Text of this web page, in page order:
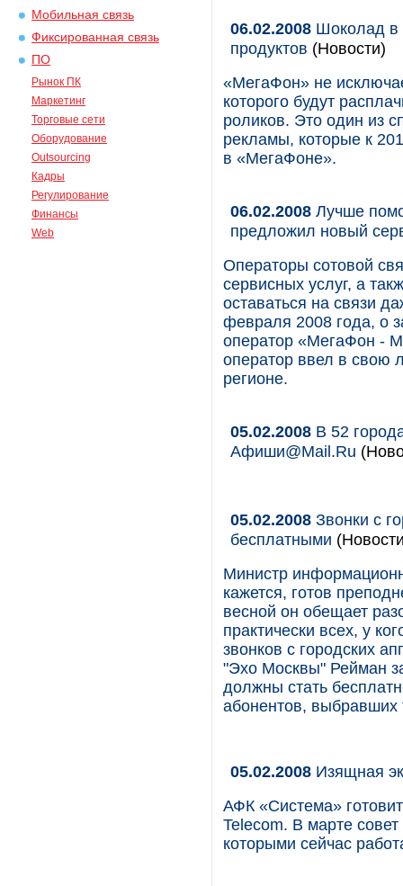
Мобильная связь
Фиксированная связь
ПО
Рынок ПК
Маркетинг
Торговые сети
Оборудование
Outsourcing
Кадры
Регулирование
Финансы
Web
06.02.2008 Шоколад в
продуктов (Новости)
«МегаФон» не
которого будут
роликов. Это один из
рекламы, которые к
в «МегаФоне».
06.02.2008 Лучше
предложил новый
Операторы сотовой
сервисных услуг, а
оставаться на связи
февраля 2008 года, о
оператор «МегаФон -
оператор ввел в свою
регионе.
05.02.2008 В 52
Афиши@Mail.Ru
05.02.2008 Звонки с
бесплатными
Министр
кажется, готов
весной он обещает
практически всех, у
звонков с городских
"Эхо Москвы" Рейман
должны стать
абонентов,
05.02.2008 Изящная
АФК «Система»
Telecom. В марте
которыми сейчас